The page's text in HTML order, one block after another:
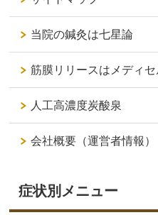
当院の鍼灸は七星論
筋膜リリースはメディセ
人工高濃度炭酸泉
会社概要（運営者情報）
症状別メニュー